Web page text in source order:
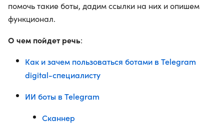
помочь такие боты, дадим ссылки на них и опишем
функционал.
О чем пойдет речь:
Как и зачем пользоваться ботами в Telegram
digital-специалисту
ИИ боты в Telegram
Сканнер